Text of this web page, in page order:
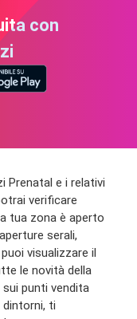
con
Prenatal e i relativi
verificare
tua zona è aperto
serali,
visualizzare il
le novità della
punti vendita
ti